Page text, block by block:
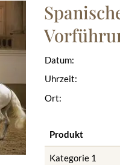
Datum:
Uhrzeit:
Ort:
Produkt
Kategorie 1